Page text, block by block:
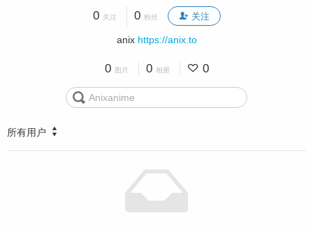
0 关注 0 粉丝 关注
anix https://anix.to
0 图片 0 相册 0
所有用户